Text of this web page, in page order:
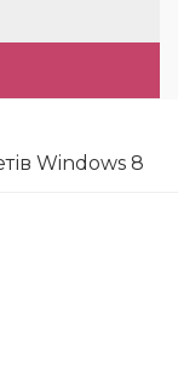
Windows 8